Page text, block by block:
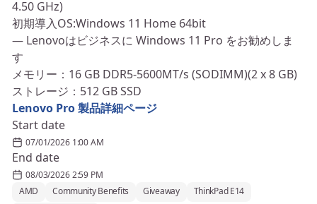
4.50 GHz)
初期導入OS:Windows 11 Home 64bit
― Lenovoはビジネスに Windows 11 Pro をお勧めしま
す
メモリー：16 GB DDR5-5600MT/s (SODIMM)(2 x 8 GB)
ストレージ：512 GB SSD
Lenovo Pro 製品詳細ページ
Start date
07/01/2026 1:00 AM
End date
08/03/2026 2:59 PM
AMD
Community Benefits Giveaway
ThinkPad E14